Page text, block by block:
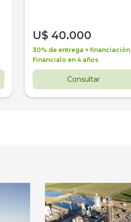
U$ 40.000
30% de entrega + financiación
Financialo en 4 años
Consultar